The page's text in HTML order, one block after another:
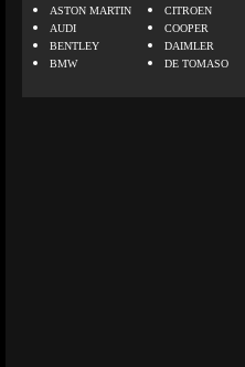
ASTON MARTIN
AUDI
BENTLEY
BMW
CITROEN
COOPER
DAIMLER
DE TOMASO